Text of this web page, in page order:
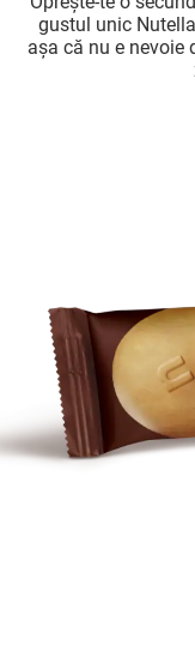
gustul unic Nutella
așa că nu e nevoie